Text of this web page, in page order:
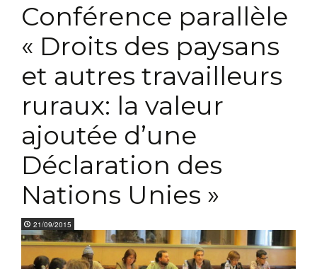
Conférence parallèle
« Droits des paysans
et autres travailleurs
ruraux: la valeur
ajoutée d’une
Déclaration des
Nations Unies »
21/09/2015